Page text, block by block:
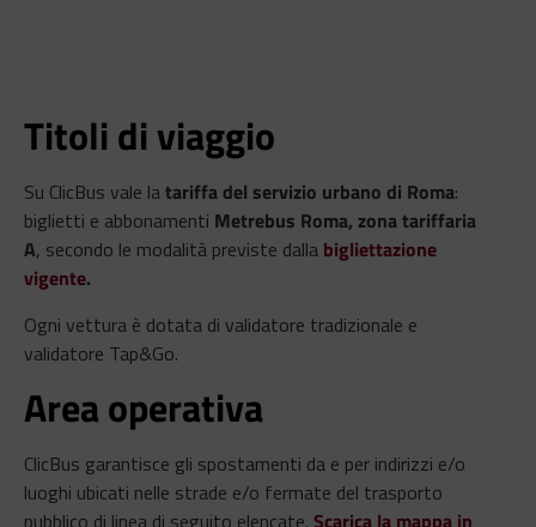
Titoli di viaggio
Su ClicBus vale latariffa del servizio urbano di Roma:
biglietti e abbonamenti Metrebus Roma, zona tariffaria
A, secondo le modalità previste dalla bigliettazione
vigente.
Ogni vettura è dotata di validatore tradizionale e
validatore Tap&Go.
Area operativa
ClicBus garantisce gli spostamenti da e per indirizzi e/o
luoghi ubicati nelle strade e/o fermate del trasporto
pubblico di linea di seguito elencate. Scarica la mappa in